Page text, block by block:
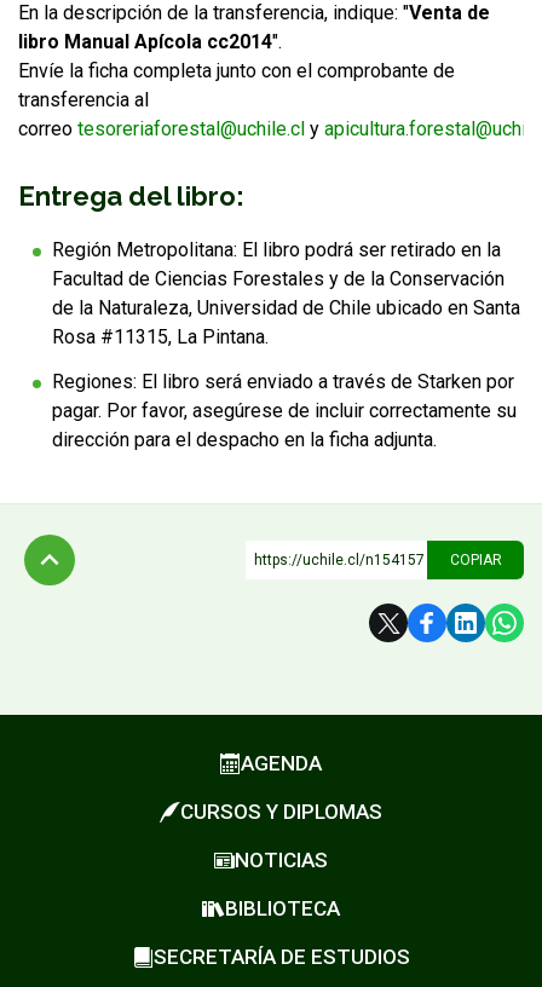
En la descripción de la transferencia, indique: "Venta de
libro Manual Apícola cc2014".
Envíe la ficha completa junto con el comprobante de
transferencia al
correo tesoreriaforestal@uchile.cl y
Entrega del libro:
Región Metropolitana: El libro podrá ser retirado en la
Facultad de Ciencias Forestales y de la Conservación
de la Naturaleza, Universidad de Chile ubicado en Santa
Rosa #11315, La Pintana.
Regiones: El libro será enviado a través de Starken por
pagar. Por favor, asegúrese de incluir correctamente su
dirección para el despacho en la ficha adjunta.
https://uchile.cl/n154157 COPIAR
AGENDA
CURSOS Y DIPLOMAS
NOTICIAS
BIBLIOTECA
SECRETARÍA DE ESTUDIOS